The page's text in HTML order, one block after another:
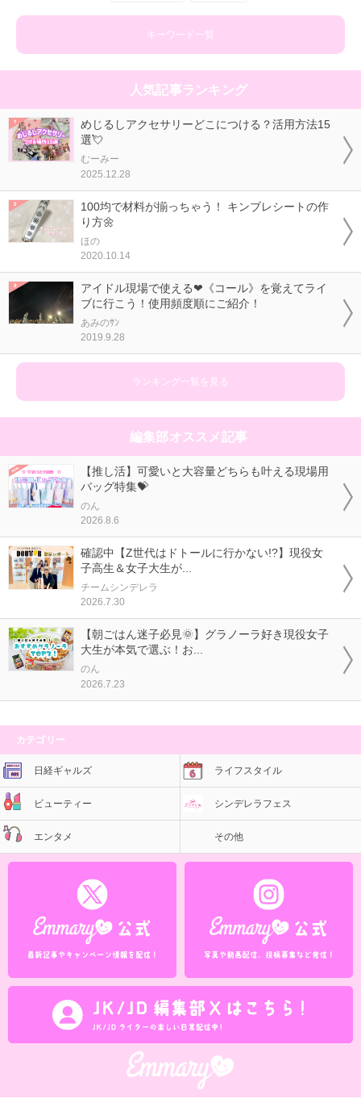
キーワード一覧
人気記事ランキング
めじるしアクセサリーどこにつける？活用方法15
選💘
むーみー
2025.12.28
100均で材料が揃っちゃう！ キンブレシートの作
り方🌼
ほの
2020.10.14
アイドル現場で使える❤《コール》を覚えてライ
ブに行こう！使用頻度順にご紹介！
あみのｻﾝ
2019.9.28
ランキング一覧を見る
編集部オススメ記事
【推し活】可愛いと大容量どちらも叶える現場用
バッグ特集💝
のん
2026.8.6
確認中【Z世代はドトールに行かない!?】現役女
子高生＆女子大生が...
チームシンデレラ
2026.7.30
【朝ごはん迷子必見🌞】グラノーラ好き現役女子
大生が本気で選ぶ！お...
のん
2026.7.23
カテゴリー
日経ギャルズ ライフスタイル
ビューティー シンデレラフェス
エンタメ その他